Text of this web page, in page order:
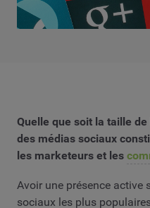
Quelle que soit la taille
des médias sociaux
les marketeurs et les
Avoir une présence active
sociaux les plus